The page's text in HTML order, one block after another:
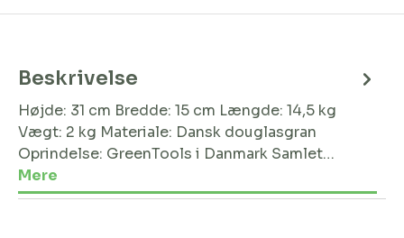
Beskrivelse
Højde: 31 cm Bredde: 15 cm Længde: 14,5 kg
Vægt: 2 kg Materiale: Dansk douglasgran
Oprindelse: GreenTools i Danmark Samlet…
Mere